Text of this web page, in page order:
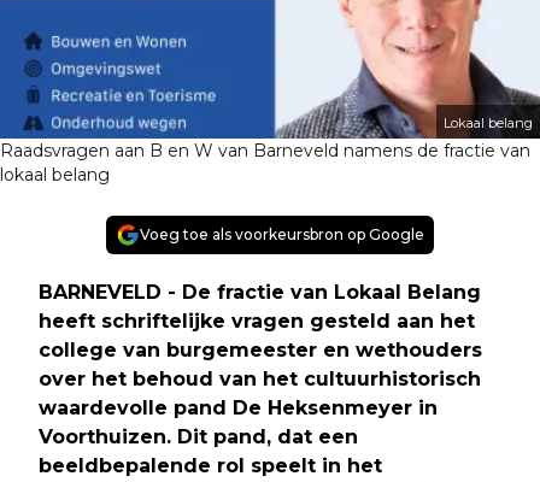
Lokaal belang
Raadsvragen aan B en W van Barneveld namens de fractie van
lokaal belang
Voeg toe als voorkeursbron op Google
BARNEVELD - De fractie van Lokaal Belang
heeft schriftelijke vragen gesteld aan het
college van burgemeester en wethouders
over het behoud van het cultuurhistorisch
waardevolle pand De Heksenmeyer in
Voorthuizen. Dit pand, dat een
beeldbepalende rol speelt in het